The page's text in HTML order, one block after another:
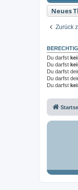
Neues
Zurück
Du darfst
Du darfst
Du darfst
Du darfst
Du darfst